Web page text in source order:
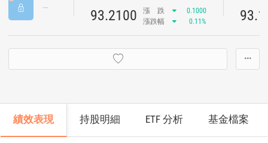
93.2100 漲 跌
0.1000
漲跌幅
0.11%
···
績效表現 持股明細 ETF 分析 基金檔案